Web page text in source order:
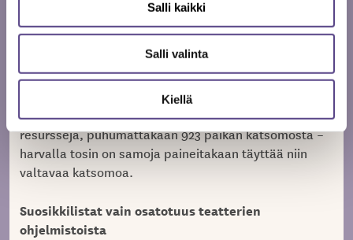
Salli kaikki
Salli valinta
Kiellä
tuotantoa.
Pienempien toimijoiden on hyvin vaikea saavuttaa yli
20 000:a katsojaa yhdelle esitykselle yhden
näytäntökauden aikana. Harvalla teatterilla on
käytössään Helsingin Kaupunginteatterin kaltaisia
resursseja, puhumattakaan 923 paikan katsomosta –
harvalla tosin on samoja paineitakaan täyttää niin
valtavaa katsomoa.
Suosikkilistat vain osatotuus teatterien
ohjelmistoista